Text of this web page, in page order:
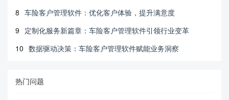
8 车险客户管理软件：优化客户体验，提升满意度
9 定制化服务新篇章：车险客户管理软件引领行业变革
10 数据驱动决策：车险客户管理软件赋能业务洞察
热门问题